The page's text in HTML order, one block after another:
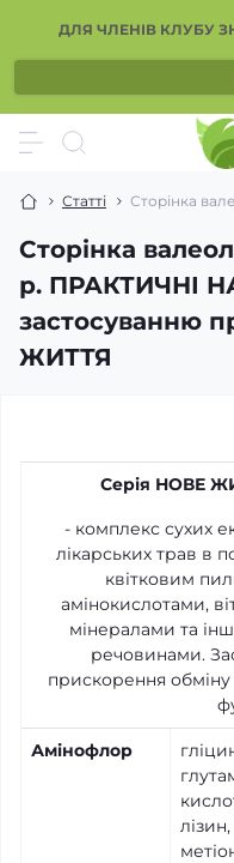
ДЛЯ ЧЛЕНІВ КЛУБУ
Статті Сторінка
Сторінка
р. ПРАКТИЧНІ
застосуванню
ЖИТТЯ
Серія НОВЕ
- комплекс сухих
лікарських трав в
квітковим
амінокислотами,
мінералами та
речовинами.
прискорення
Амінофлор
лізин,